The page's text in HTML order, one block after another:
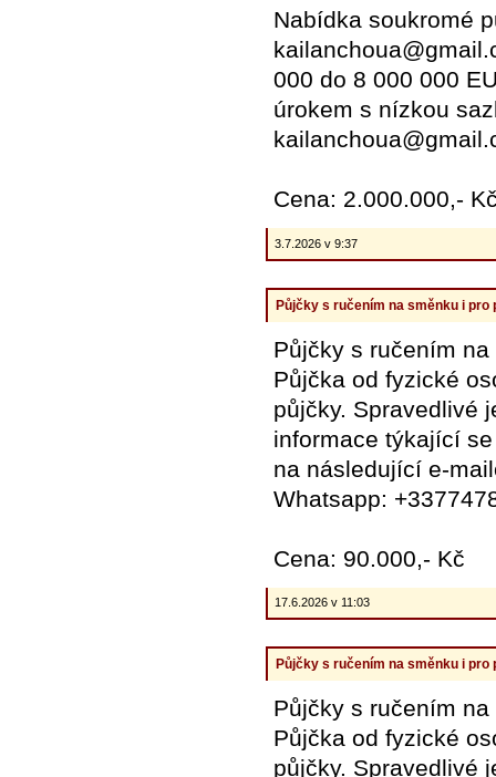
Nabídka soukromé
000 do 8 000 000
úrokem s nízkou
Cena: 2.000.000,-
3.7.2026 v 9:37
Půjčky s ručením na směnku i pro
Půjčky s ručením
Půjčka od fyzické
půjčky. Spravedlivé
informace týkající
na následující e-
Whatsapp:
Cena: 90.000,- Kč
17.6.2026 v 11:03
Půjčky s ručením na směnku i pro
Půjčky s ručením
Půjčka od fyzické
půjčky. Spravedlivé